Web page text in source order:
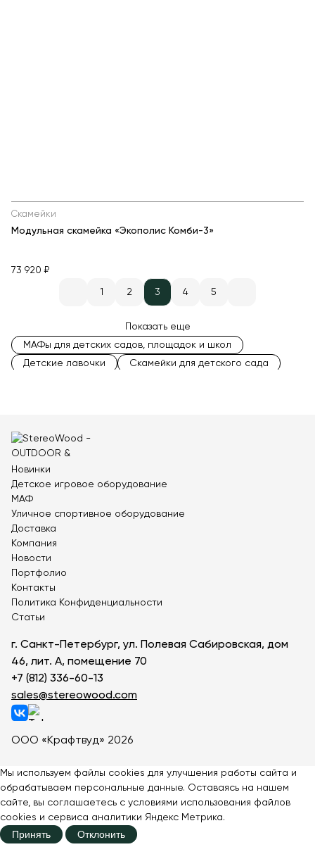
Скамейки
Модульная скамейка «Экополис Комби-3»
73 920 ₽
1 2 3 4 5
Показать еще
МАФы для детских садов, площадок и школ
Детские лавочки
Скамейки для детского сада
Скамейки для детской площадки
Скамейки со спинкой
Стальные скамейки
Легкие скамейки
Двухсторонние скамейки
Скамейки без подлокотников
Скамейки с подлокотниками
Переносные скамейки
Лавки из бруса
Скамейки вокруг дерева или столба
Скамейки из лиственницы
Скамейки из сосны
Скамейки из металла и дерева
Металлические скамейки
Полукруглые скамейки
Cкамейки из профильной трубы
Садовые скамейки со спинкой
Новинки
Детское игровое оборудование
МАФ
Уличное спортивное оборудование
Доставка
Компания
Новости
Портфолио
Контакты
Политика Конфиденциальности
Статьи
г. Санкт-Петербург, ул. Полевая Сабировская, дом
46, лит. А, помещение 70
+7 (812) 336-60-13
sales@stereowood.com
ООО «Крафтвуд» 2026
Мы используем файлы cookies для улучшения работы сайта и
обрабатываем персональные данные. Оставаясь на нашем
сайте, вы соглашаетесь с условиями использования файлов
cookies и сервиса аналитики Яндекс Метрика.
Принять Отклонить